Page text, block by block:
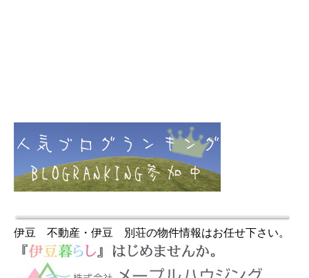
伊豆 不動産・伊豆 別荘の物件情報はお任せ下さい。